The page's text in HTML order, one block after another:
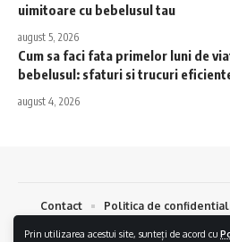
Prin utilizarea acestui site, sunteți de acord cu
uimitoare cu bebelusul tau
august 5, 2026
Cum sa faci fata primelor luni de
bebelusul: sfaturi si trucuri
august 4, 2026
Bebelus.eu © 2024. Toate drepturile
Contact Politica de